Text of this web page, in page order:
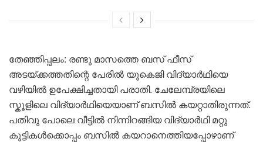
തേഞ്ഞിപ്പലം: രണ്ടു മാസത്തെ ബസ് ഫീസ്
അടയ്ക്കത്തതിന്റെ പേരിൽ യുകെജി വിദ്യാർഥിയെ
വഴിയിൽ ഉപേക്ഷിച്ചതായി പരാതി. ചേലേമ്പ്രയിലെ
സ്കൂളിലെ വിദ്യാർഥിയെയാണ് ബസിൽ കയറ്റാതിരുന്നത്.
പതിവു പോലെ വീട്ടിൽ നിന്നിറങ്ങിയ വിദ്യാർഥി മറ്റു
കുട്ടികൾക്കൊപ്പം ബസിൽ കയറാനെത്തിയപ്പോഴാണ്